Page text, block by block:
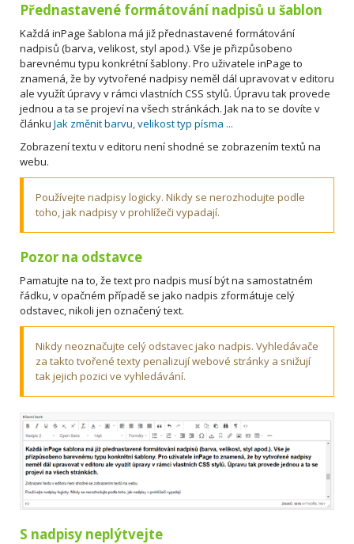
Přednastavené formátování nadpisů u šablon
Každá inPage šablona má již přednastavené formátování
nadpisů (barva, velikost, styl apod.). Vše je přizpůsobeno
barevnému typu konkrétní šablony. Pro uživatele inPage to
znamená, že by vytvořené nadpisy neměl dál upravovat v editoru
ale využít úpravy v rámci vlastních CSS stylů. Úpravu tak provede
jednou a ta se projeví na všech stránkách. Jak na to se dovíte v
článku Jak změnit barvu, velikost typ písma ...
Zobrazení textu v editoru není shodné se zobrazením textů na
webu.
Používejte nadpisy logicky. Nikdy se nerozhodujte podle
toho, jak nadpisy v prohlížeči vypadají.
Pozor na odstavce
Pamatujte na to, že text pro nadpis musí být na samostatném
řádku, v opačném případě se jako nadpis zformátuje celý
odstavec, nikoli jen označený text.
Nikdy neoznačujte celý odstavec jako nadpis. Vyhledávače
za takto tvořené texty penalizují webové stránky a snižují
tak jejich pozici ve vyhledávání.
S nadpisy neplýtvejte